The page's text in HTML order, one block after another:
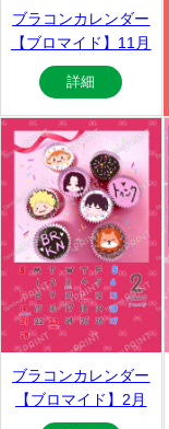
ブラコンカレンダー
【ブロマイド】11月
詳細
ブラコンカレンダー
【ブロマイド】2月